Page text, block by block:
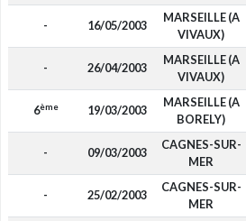
- 16/05/2003
MARSEILLE (A
VIVAUX)
- 26/04/2003
MARSEILLE (A
VIVAUX)
6ème 19/03/2003
MARSEILLE (A
BORELY)
- 09/03/2003
CAGNES-SUR-
MER
- 25/02/2003
CAGNES-SUR-
MER